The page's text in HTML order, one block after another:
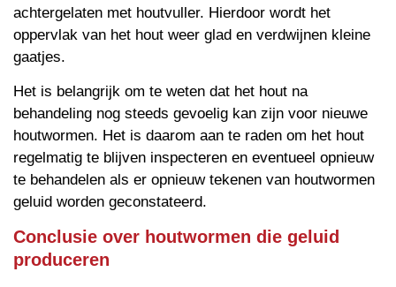
achtergelaten met houtvuller. Hierdoor wordt het
oppervlak van het hout weer glad en verdwijnen kleine
gaatjes.
Het is belangrijk om te weten dat het hout na
behandeling nog steeds gevoelig kan zijn voor nieuwe
houtwormen. Het is daarom aan te raden om het hout
regelmatig te blijven inspecteren en eventueel opnieuw
te behandelen als er opnieuw tekenen van houtwormen
geluid worden geconstateerd.
Conclusie over houtwormen die geluid
produceren